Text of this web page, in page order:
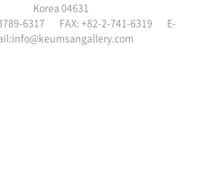
Korea 04631
3789-6317 FAX: +82-2-741-6319 E-